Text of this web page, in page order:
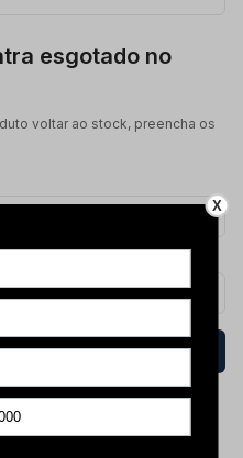
esgotado no
voltar ao stock, preencha os
me
X